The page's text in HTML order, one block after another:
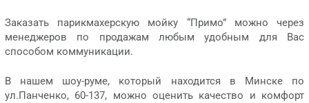
Заказать парикмахерскую мойку “Примо” можно через
менеджеров по продажам любым удобным для Вас
способом коммуникации.
В нашем шоу-руме, который находится в Минске по
ул.Панченко, 60-137, можно оценить качество и комфорт